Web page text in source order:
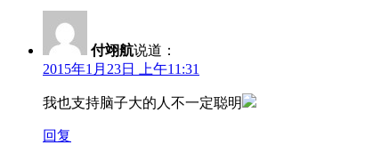
付翊航说道：
2015年1月23日 上午11:31
我也支持脑子大的人不一定聪明
回复